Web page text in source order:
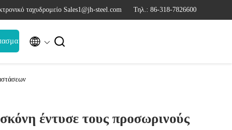
ταχυδρομείο Sales1@jh-steel.com Τηλ.: 86-318-7826600
 
έντυσε τους προσωρινούς